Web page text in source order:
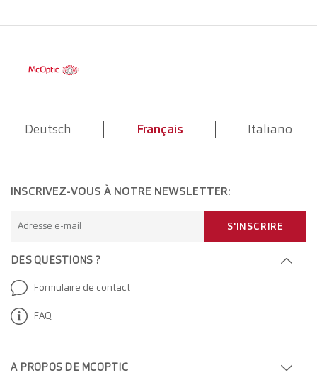
Deutsch Français Italiano
A PROPOS DE MCOPTIC
DES QUESTIONS ?
Formulaire de contact
FAQ
INSCRIVEZ-VOUS À NOTRE NEWSLETTER:
Adresse e-mail S'INSCRIRE